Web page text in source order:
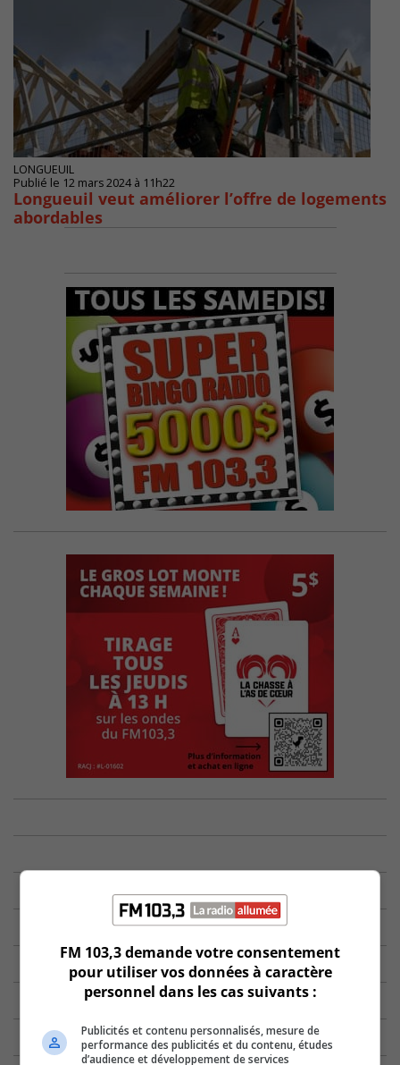
LONGUEUIL
Publié le 12 mars 2024 à 11h22
Longueuil veut améliorer l’offre de logements
abordables
FM 103,3 demande votre consentement
pour utiliser vos données à caractère
personnel dans les cas suivants :
Publicités et contenu personnalisés, mesure de
performance des publicités et du contenu, études
d’audience et développement de services